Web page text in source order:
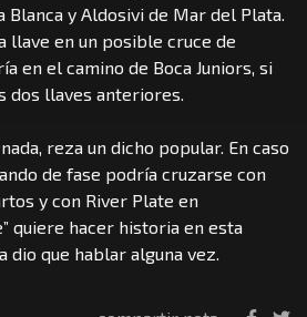
Blanca y Aldosivi de Mar del Plata.
llave en un posible cruce de
en el camino de Boca Juniors, si
dos llaves anteriores.
reza un dicho popular. En caso
de fase podría cruzarse con
y con River Plate en
quiere hacer historia en esta
dio que hablar alguna vez.